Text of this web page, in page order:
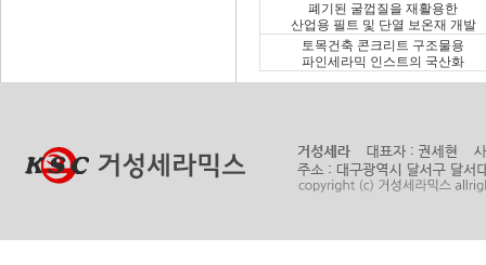
폐기된 굴껍질을 재활용한
산업용 필트 및 단열 보온재 개발
토목건축 콘크리트 구조물용
파인세라믹 인스트의 국산화